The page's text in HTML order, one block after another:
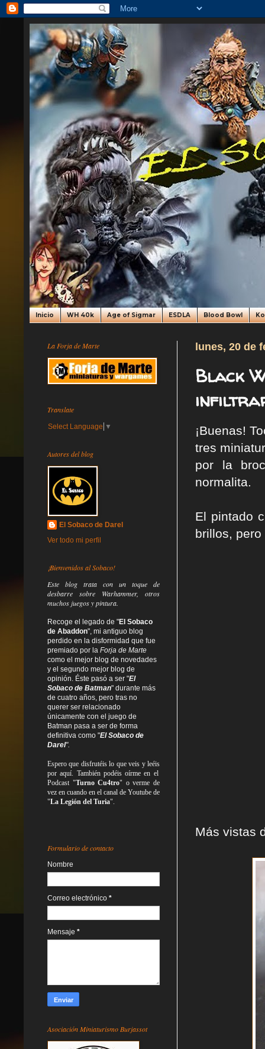
Inicio WH 40k Age of Sigmar ESDLA Blood Bowl
lunes, 20 de
Black
¡Buenas!
tres
por la
normalita.
El pintado
brillos,
Más vistas
La Forja de Marte
Translate
Select Language ▼
Autores del blog
El Sobaco de Darel
Ver todo mi perfil
¡Bienvenidos al Sobaco!
Este blog trata con un toque de
desbarre sobre Warhammer, otros
muchos juegos y pintura.
Recoge el legado de "El Sobaco
de Abaddon", mi antiguo blog
perdido en la disformidad que fue
premiado por la Forja de Marte
como el mejor blog de novedades
y el segundo mejor blog de
opinión. Éste pasó a ser "El
Sobaco de Batman" durante más
de cuatro años, pero tras no
querer ser relacionado
únicamente con el juego de
Batman pasa a ser de forma
definitiva como "El Sobaco de
Darel".
Espero que disfrutéis lo queveis yleéis
por aquí. También podéis oírme en el
Podcast "Turno Cu4tro" o verme de
vez en cuando en el canal de Youtube de
"La Legión del Turia".
Formulario de contacto
Nombre
Correo electrónico *
Mensaje *
Asociación Miniaturismo Burjassot